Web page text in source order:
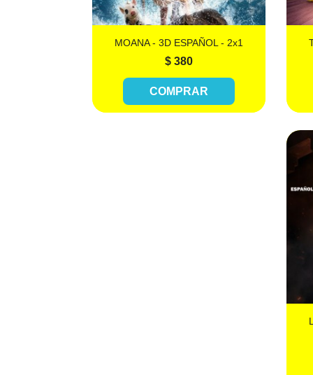
Más información
MOANA - 3D ESPAÑOL - 2x1
$ 380
COMPRAR